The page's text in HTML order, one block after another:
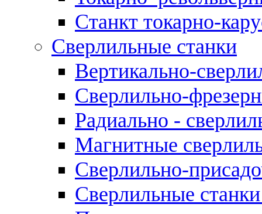
Станкт токарно-
Сверлильные станки
Вертикально-
Сверлильно-
Радиально -
Магнитные
Сверлильно-
Сверлильные